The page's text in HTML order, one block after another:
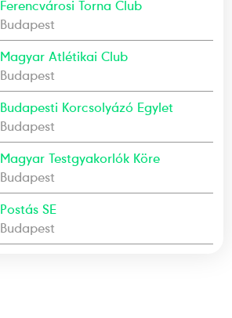
Ferencvárosi Torna Club
Budapest
Magyar Atlétikai Club
Budapest
Budapesti Korcsolyázó Egylet
Budapest
Magyar Testgyakorlók Köre
Budapest
Postás SE
Budapest